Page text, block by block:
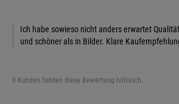
Ich habe sowieso nicht anders erwartet
und schöner als in Bilder. Klare
0 Kunden fanden diese Bewertung hilfreich.